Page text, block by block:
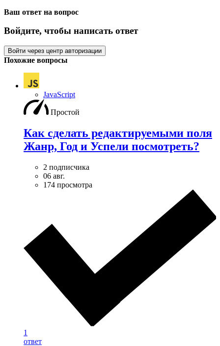
Ваш ответ на вопрос
Войдите, чтобы написать ответ
Войти через центр авторизации
Похожие вопросы
JavaScript
Простой
Как сделать редактируемыми поля
Жанр, Год и Успели посмотреть?
2 подписчика
06 авг.
174 просмотра
1
ответ